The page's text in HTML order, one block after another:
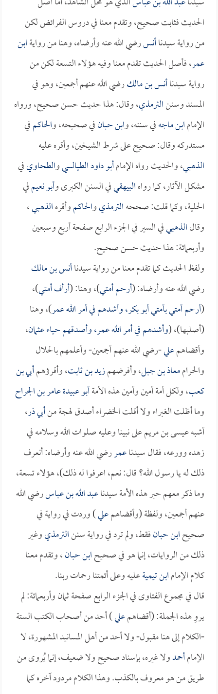
الحديث فثابت صحيح، وتقدم معنا في دروس الفرائض لكن
من رواية سيدناأنسرضي الله عنه وأرضاه، وهنا من روايةابن
عمر، فأصل الحديث تقدم معنا وفيه هؤلاء التسعة لكن من
رواية سيدناأنس بن مالكرضي الله عنهم أجمعين، وهو في
المسند وسننالترمذي، وقال: هذا حديث حسن صحيح، ورواه
الإمامابن ماجهفي سننه، وابن حبانفي صحيحه، والحاكمفي
مستدركه وقال: صحيح على شرط الشيخين، وأقره عليه
الذهبي، والحديث رواه الإمامأبو داود الطيالسيوالطحاويفي
مشكل الآثار، كما رواهالبيهقيفي السنن الكبرى وأبو نعيمفي
الحلية، وكما قلت: صححهالترمذيوالحاكموأقرهالذهبي،
وقالالذهبيفي السير في الجزء الرابع صفحة أربع وسبعين
وأربعمائة: هذا حديث حسن صحيح.
ولفظ الحديث كما تقدم معنا من رواية سيدناأنس بن مالك
رضي الله عنه وأرضاه: (أرحم أمتي)، وهنا: (أرأف أمتي)،
(أرحم أمتي بأمتيأبو بكر، وأشدهم في أمر اللهعمر)، وهنا
(أصلبها)، (وأشدهم في أمر اللهعمر، وأصدقهم حياءعثمان،
وأقضاهمعلي-رضي الله عنهم أجمعين- وأعلمهم بالحلال
والحراممعاذ بن جبل، وأفرضهمزيد بن ثابت، وأقرؤهمأبي بن
كعب، ولكل أمة أمين وأمين هذه الأمةأبو عبيدة عامر بن الجراح
وما أظلت الغبراء ولا أقلت الخضراء أصدق لهجة منأبي ذر،
أشبه عيسى بن مريم على نبينا وعليه صلوات الله وسلامه في
زهده وورعه، فقال سيدناعمررضي الله عنه وأرضاه: أنعرف
ذلك له يا رسول الله؟ قال: نعم، اعرفوا له ذلك)، هؤلاء تسعة،
وما ذكر معهم حبر هذه الأمة سيدناعبد الله بن عباسرضي الله
عنهم أجمعين، ولفظة (وأقضاهمعلي) وردت في رواية في
صحيحابن حبانفقط، ولم ترد في رواية سننالترمذيوغير
ذلك من الروايات، إنما هو في صحيحابن حبان، وتقدم معنا
كلام الإمامابن تيميةعليه وعلى أئمتنا رحمات ربنا.
قال في مجموع الفتاوى في الجزء الرابع صفحة ثمان وأربعمائة: لم
يروِ هذه الجملة: (أقضاهمعلي) أحد من أصحاب الكتب الستة
-الكلام إلى هنا مقبول- ولا أحد من أهل المسانيد المشهورة، لا
الإمامأحمدولا غيره، بإسناد صحيح ولا ضعيف، إنما يُروى من
طريق من هو معروف بالكذب. وهذا الكلام مردود آخره كما